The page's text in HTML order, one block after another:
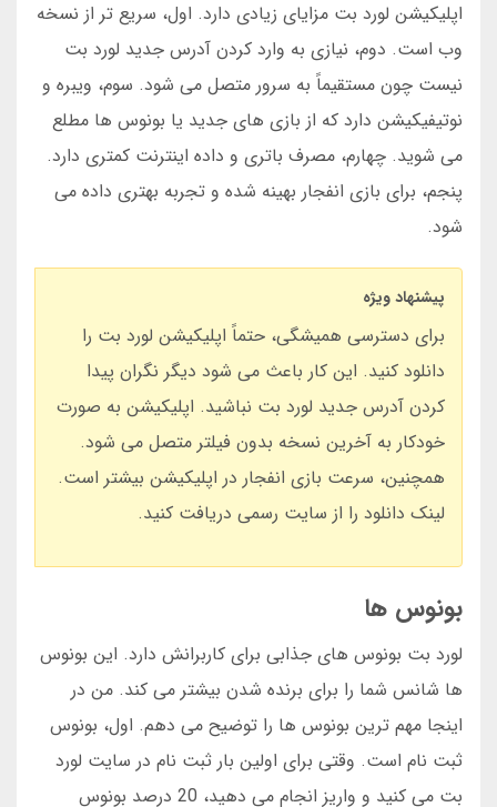
اپلیکیشن لورد بت مزایای زیادی دارد. اول، سریع تر از نسخه
وب است. دوم، نیازی به وارد کردن آدرس جدید لورد بت
نیست چون مستقیماً به سرور متصل می شود. سوم، ویبره و
نوتیفیکیشن دارد که از بازی های جدید یا بونوس ها مطلع
می شوید. چهارم، مصرف باتری و داده اینترنت کمتری دارد.
پنجم، برای بازی انفجار بهینه شده و تجربه بهتری داده می
شود.
پیشنهاد ویژه
برای دسترسی همیشگی، حتماً اپلیکیشن لورد بت را
دانلود کنید. این کار باعث می شود دیگر نگران پیدا
کردن آدرس جدید لورد بت نباشید. اپلیکیشن به صورت
خودکار به آخرین نسخه بدون فیلتر متصل می شود.
همچنین، سرعت بازی انفجار در اپلیکیشن بیشتر است.
لینک دانلود را از سایت رسمی دریافت کنید.
بونوس ها
لورد بت بونوس های جذابی برای کاربرانش دارد. این بونوس
ها شانس شما را برای برنده شدن بیشتر می کند. من در
اینجا مهم ترین بونوس ها را توضیح می دهم. اول، بونوس
ثبت نام است. وقتی برای اولین بار ثبت نام در سایت لورد
بت می کنید و واریز انجام می دهید، 20 درصد بونوس